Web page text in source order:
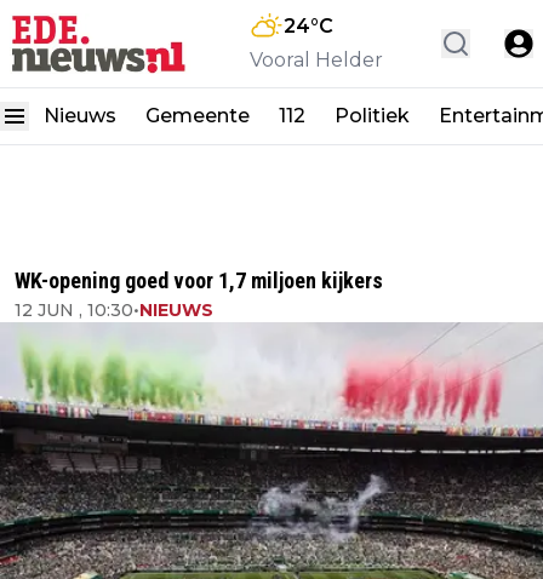
24°C
Vooral Helder
Nieuws Gemeente 112 Politiek
WK-opening goed voor 1,7 miljoen kijkers
12 JUN , 10:30•NIEUWS